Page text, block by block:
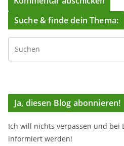
Suche & finde dein Thema:
Ja, diesen Blog abonnieren!
Ich will nichts verpassen und bei
informiert werden!